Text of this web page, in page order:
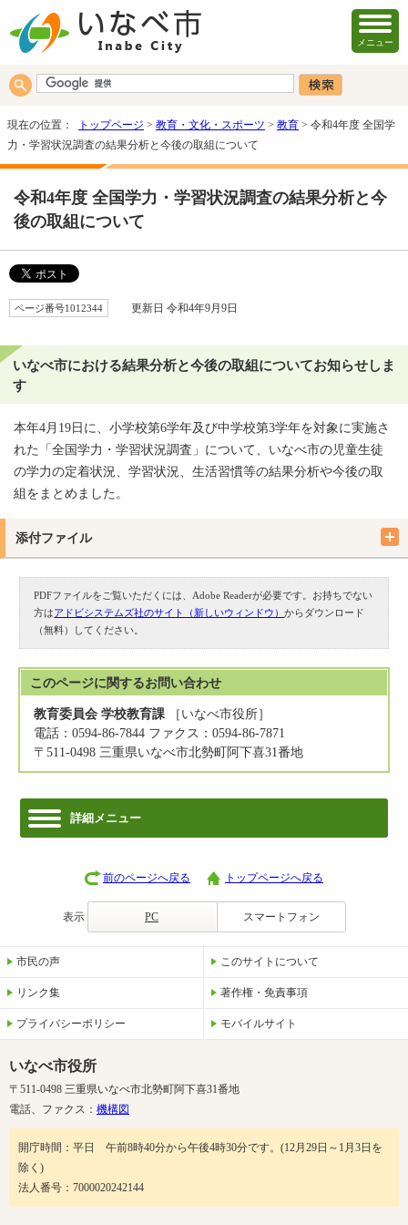
メニュー
現在の位置： トップページ > 教育・文化・スポーツ > 教育 > 令和4年度 全国学
力・学習状況調査の結果分析と今後の取組について
令和4年度 全国学力・学習状況調査の結果分析と今
後の取組について
ページ番号1012344 更新日 令和4年9月9日
いなべ市における結果分析と今後の取組についてお知らせしま
す
本年4月19日に、小学校第6学年及び中学校第3学年を対象に実施さ
れた「全国学力・学習状況調査」について、いなべ市の児童生徒
の学力の定着状況、学習状況、生活習慣等の結果分析や今後の取
組をまとめました。
添付ファイル
PDFファイルをご覧いただくには、Adobe Readerが必要です。お持ちでない
方はアドビシステムズ社のサイト（新しいウィンドウ）からダウンロード
（無料）してください。
このページに関するお問い合わせ
教育委員会 学校教育課 ［いなべ市役所］
電話：0594-86-7844 ファクス：0594-86-7871
〒511-0498 三重県いなべ市北勢町阿下喜31番地
詳細メニュー
前のページへ戻る トップページへ戻る
表示 PC スマートフォン
市民の声 このサイトについて
リンク集 著作権・免責事項
プライバシーポリシー モバイルサイト
いなべ市役所
〒511-0498 三重県いなべ市北勢町阿下喜31番地
電話、ファクス： 機構図
開庁時間：平日 午前8時40分から午後4時30分です。(12月29日～1月3日を
除く)
法人番号：7000020242144